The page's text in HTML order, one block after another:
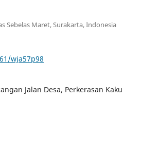
Sebelas Maret, Surakarta, Indonesia
wja57p98
Jalan Desa, Perkerasan Kaku